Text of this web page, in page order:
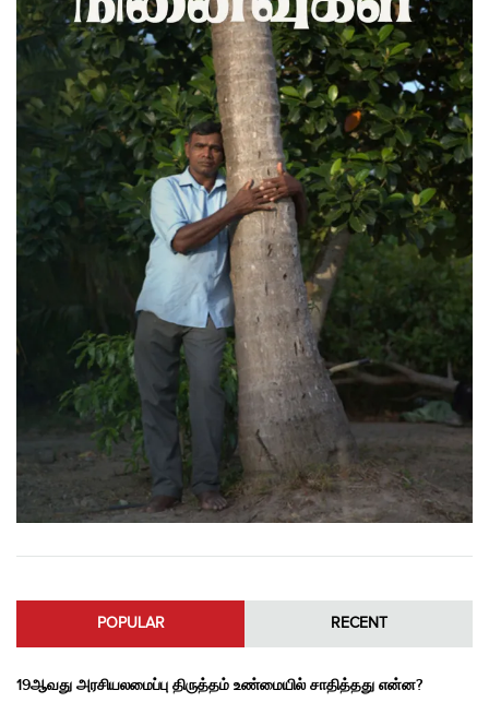
POPULAR RECENT
19ஆவது அரசியலமைப்பு திருத்தம் உண்மையில் சாதித்தது என்ன?